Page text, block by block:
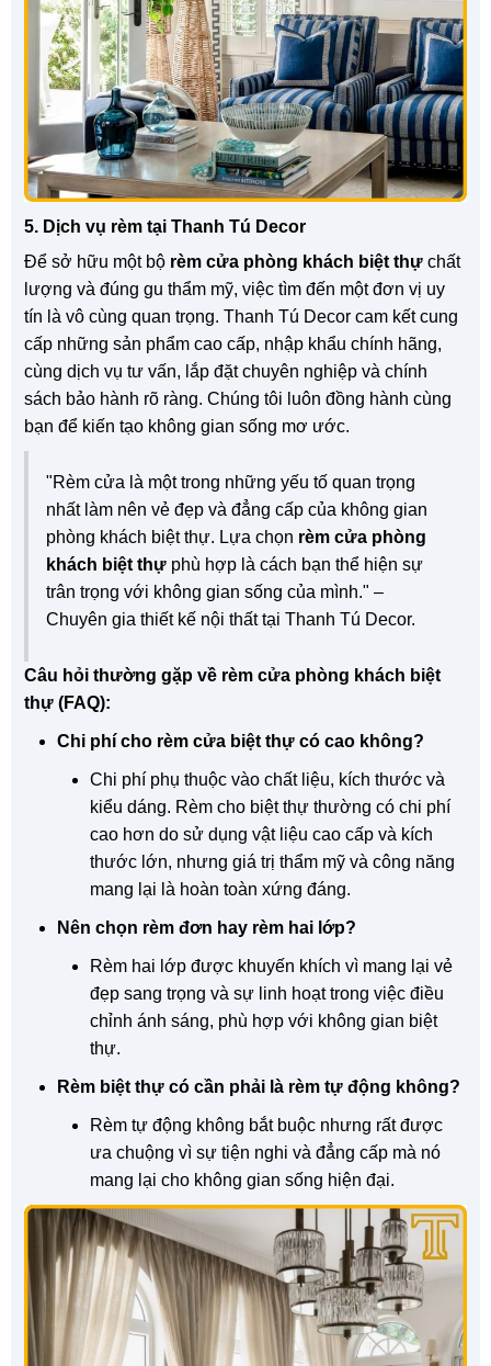
5. Dịch vụ rèm tại Thanh Tú Decor
Để sở hữu một bộ rèm cửa phòng khách biệt thự chất
lượng và đúng gu thẩm mỹ, việc tìm đến một đơn vị uy
tín là vô cùng quan trọng. Thanh Tú Decor cam kết cung
cấp những sản phẩm cao cấp, nhập khẩu chính hãng,
cùng dịch vụ tư vấn, lắp đặt chuyên nghiệp và chính
sách bảo hành rõ ràng. Chúng tôi luôn đồng hành cùng
bạn để kiến tạo không gian sống mơ ước.
"Rèm cửa là một trong những yếu tố quan trọng
nhất làm nên vẻ đẹp và đẳng cấp của không gian
phòng khách biệt thự. Lựa chọn rèm cửa phòng
khách biệt thự phù hợp là cách bạn thể hiện sự
trân trọng với không gian sống của mình." –
Chuyên gia thiết kế nội thất tại Thanh Tú Decor.
Câu hỏi thường gặp về rèm cửa phòng khách biệt
thự (FAQ):
Chi phí cho rèm cửa biệt thự có cao không?
Chi phí phụ thuộc vào chất liệu, kích thước và
kiểu dáng. Rèm cho biệt thự thường có chi phí
cao hơn do sử dụng vật liệu cao cấp và kích
thước lớn, nhưng giá trị thẩm mỹ và công năng
mang lại là hoàn toàn xứng đáng.
Nên chọn rèm đơn hay rèm hai lớp?
Rèm hai lớp được khuyến khích vì mang lại vẻ
đẹp sang trọng và sự linh hoạt trong việc điều
chỉnh ánh sáng, phù hợp với không gian biệt
thự.
Rèm biệt thự có cần phải là rèm tự động không?
Rèm tự động không bắt buộc nhưng rất được
ưa chuộng vì sự tiện nghi và đẳng cấp mà nó
mang lại cho không gian sống hiện đại.